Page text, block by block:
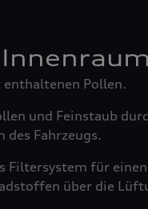
Pollen.
und Feinstaub
des Fahrzeugs.
Filtersystem für einen
über die